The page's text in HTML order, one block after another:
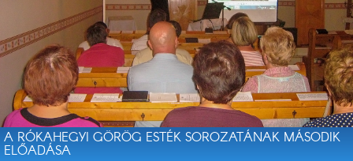
A RÓKAHEGYI GÖRÖG ESTÉK SOROZATÁNAK MÁSODIK
ELŐADÁSA